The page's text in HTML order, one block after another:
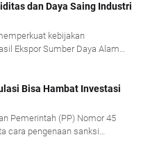
dan Daya Saing Industri
kebijakan
Ekspor Sumber Daya Alam
dinilai perlu
Bisa Hambat Investasi
Pemerintah (PP) Nomor 45
cara pengenaan sanksi
diharapkan mampu